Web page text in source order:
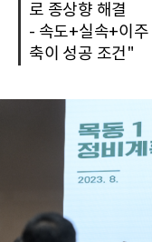
로 종상향 해결
- 속도+실속+이
축이 성공 조건"